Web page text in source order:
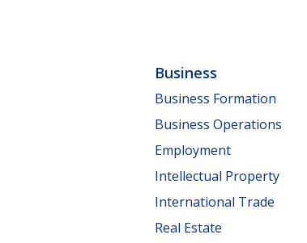
Business
Business Formation
Business Operations
Employment
Intellectual Property
International Trade
Real Estate